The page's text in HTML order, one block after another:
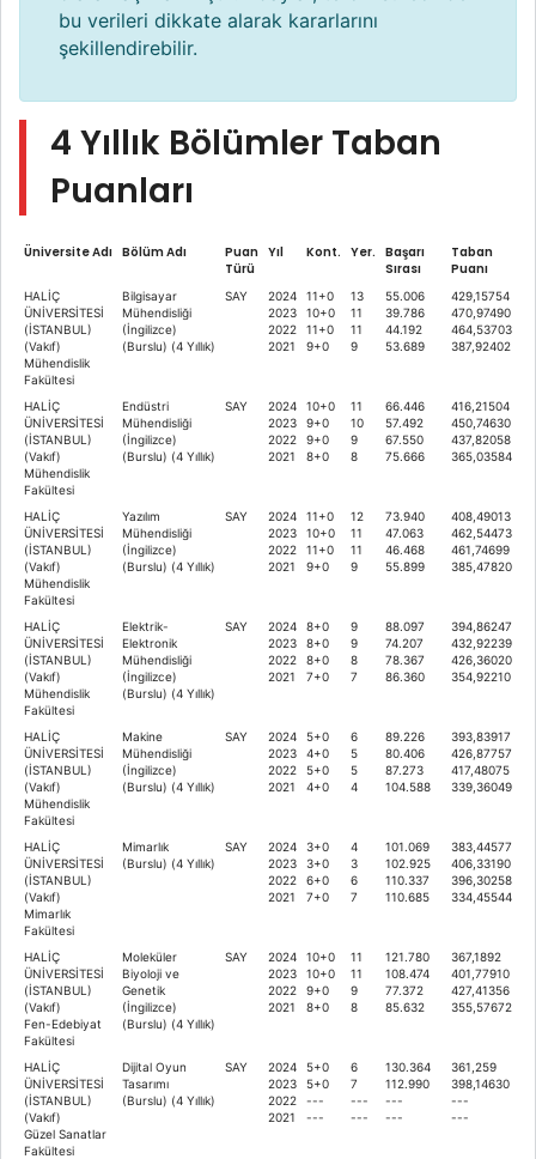
bu verileri dikkate alarak kararlarını
şekillendirebilir.
4 Yıllık Bölümler Taban
Puanları
Üniversite Adı Bölüm Adı
Puan
Türü
Yıl Kont. Yer. Başarı
Sırası
Taban
Puanı
HALİÇ
ÜNİVERSİTESİ
(İSTANBUL)
(Vakıf)
Mühendislik
Fakültesi
Bilgisayar
Mühendisliği
(İngilizce)
(Burslu) (4 Yıllık)
SAY
2024
2023
2022
2021
11+0
10+0
11+0
9+0
13
11
11
9
55.006
39.786
44.192
53.689
429,15754
470,97490
464,53703
387,92402
HALİÇ
ÜNİVERSİTESİ
(İSTANBUL)
(Vakıf)
Mühendislik
Fakültesi
Endüstri
Mühendisliği
(İngilizce)
(Burslu) (4 Yıllık)
SAY
2024
2023
2022
2021
10+0
9+0
9+0
8+0
11
10
9
8
66.446
57.492
67.550
75.666
416,21504
450,74630
437,82058
365,03584
HALİÇ
ÜNİVERSİTESİ
(İSTANBUL)
(Vakıf)
Mühendislik
Fakültesi
Yazılım
Mühendisliği
(İngilizce)
(Burslu) (4 Yıllık)
SAY
2024
2023
2022
2021
11+0
10+0
11+0
9+0
12
11
11
9
73.940
47.063
46.468
55.899
408,49013
462,54473
461,74699
385,47820
HALİÇ
ÜNİVERSİTESİ
(İSTANBUL)
(Vakıf)
Mühendislik
Fakültesi
Elektrik-
Elektronik
Mühendisliği
(İngilizce)
(Burslu) (4 Yıllık)
SAY
2024
2023
2022
2021
8+0
8+0
8+0
7+0
9
9
8
7
88.097
74.207
78.367
86.360
394,86247
432,92239
426,36020
354,92210
HALİÇ
ÜNİVERSİTESİ
(İSTANBUL)
(Vakıf)
Mühendislik
Fakültesi
Makine
Mühendisliği
(İngilizce)
(Burslu) (4 Yıllık)
SAY
2024
2023
2022
2021
5+0
4+0
5+0
4+0
6
5
5
4
89.226
80.406
87.273
104.588
393,83917
426,87757
417,48075
339,36049
HALİÇ
ÜNİVERSİTESİ
(İSTANBUL)
(Vakıf)
Mimarlık
Fakültesi
Mimarlık
(Burslu) (4 Yıllık)
SAY
2024
2023
2022
2021
3+0
3+0
6+0
7+0
4
3
6
7
101.069
102.925
110.337
110.685
383,44577
406,33190
396,30258
334,45544
HALİÇ
ÜNİVERSİTESİ
(İSTANBUL)
(Vakıf)
Fen-Edebiyat
Fakültesi
Moleküler
Biyoloji ve
Genetik
(İngilizce)
(Burslu) (4 Yıllık)
SAY
2024
2023
2022
2021
10+0
10+0
9+0
8+0
11
11
9
8
121.780
108.474
77.372
85.632
367,1892
401,77910
427,41356
355,57672
HALİÇ
ÜNİVERSİTESİ
(İSTANBUL)
(Vakıf)
Güzel Sanatlar
Fakültesi
Dijital Oyun
Tasarımı
(Burslu) (4 Yıllık)
SAY
2024
2023
2022
2021
5+0
5+0
---
---
6
7
---
---
130.364
112.990
---
---
361,259
398,14630
---
---